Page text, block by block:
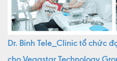
Dr. Binh Tele_Clinic tổ chức